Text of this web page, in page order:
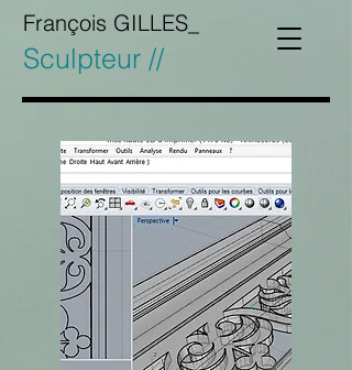
François GILLES_
Sculpteur //